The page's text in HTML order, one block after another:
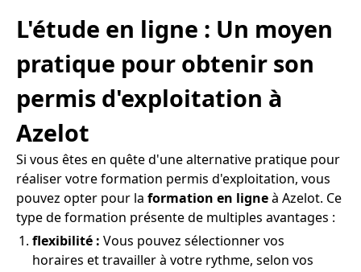
L'étude en ligne : Un moyen
pratique pour obtenir son
permis d'exploitation à
Azelot
Si vous êtes en quête d'une alternative pratique pour
réaliser votre formation permis d'exploitation, vous
pouvez opter pour la formation en ligneà Azelot. Ce
type de formation présente de multiples avantages :
flexibilité : Vous pouvez sélectionner vos
horaires et travailler à votre rythme, selon vos